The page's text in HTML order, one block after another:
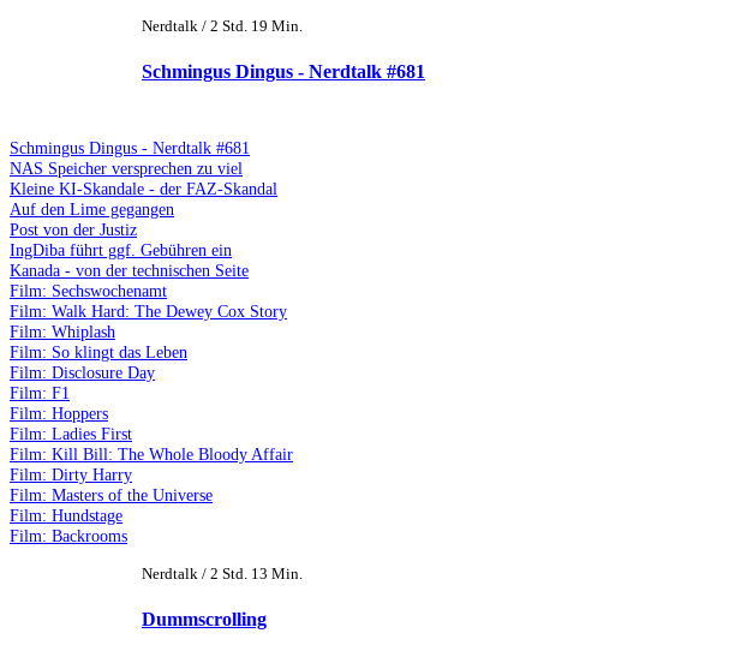
Nerdtalk / 2 Std. 19 Min.
Schmingus Dingus - Nerdtalk #681
Schmingus Dingus - Nerdtalk #681
NAS Speicher versprechen zu viel
Kleine KI-Skandale - der FAZ-Skandal
Auf den Lime gegangen
Post von der Justiz
IngDiba führt ggf. Gebühren ein
Kanada - von der technischen Seite
Film: Sechswochenamt
Film: Walk Hard: The Dewey Cox Story
Film: Whiplash
Film: So klingt das Leben
Film: Disclosure Day
Film: F1
Film: Hoppers
Film: Ladies First
Film: Kill Bill: The Whole Bloody Affair
Film: Dirty Harry
Film: Masters of the Universe
Film: Hundstage
Film: Backrooms
Nerdtalk / 2 Std. 13 Min.
Dummscrolling